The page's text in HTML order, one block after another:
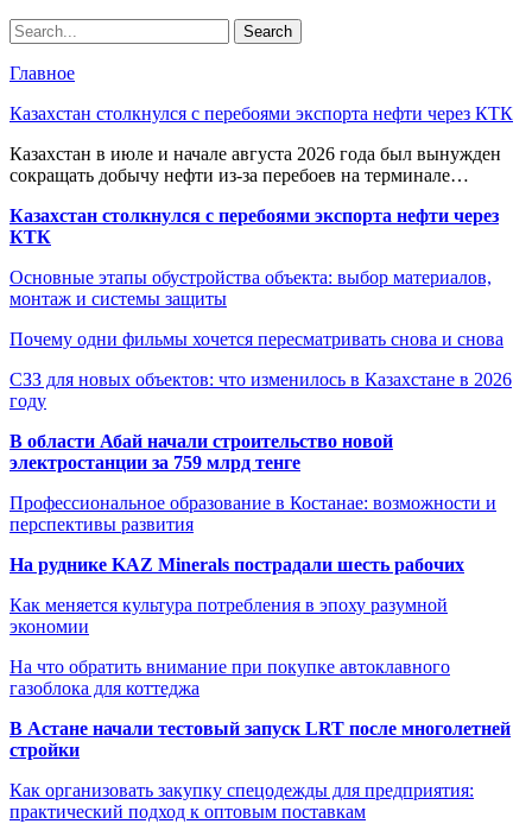
Главное
Казахстан столкнулся с перебоями экспорта нефти через КТК
Казахстан в июле и начале августа 2026 года был вынужден
сокращать добычу нефти из-за перебоев на терминале…
Казахстан столкнулся с перебоями экспорта нефти через
КТК
Основные этапы обустройства объекта: выбор материалов,
монтаж и системы защиты
Почему одни фильмы хочется пересматривать снова и снова
СЗЗ для новых объектов: что изменилось в Казахстане в 2026
году
В области Абай начали строительство новой
электростанции за 759 млрд тенге
Профессиональное образование в Костанае: возможности и
перспективы развития
На руднике KAZ Minerals пострадали шесть рабочих
Как меняется культура потребления в эпоху разумной
экономии
На что обратить внимание при покупке автоклавного
газоблока для коттеджа
В Астане начали тестовый запуск LRT после многолетней
стройки
Как организовать закупку спецодежды для предприятия:
практический подход к оптовым поставкам